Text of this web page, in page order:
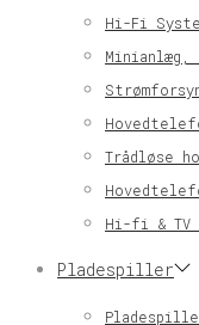
Hi-Fi
Minianlæg,
Trådløse
Hi-fi & TV
Pladespiller